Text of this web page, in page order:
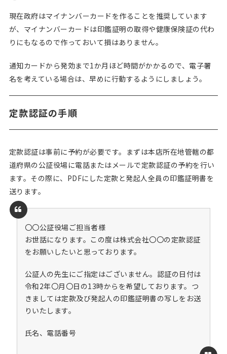
現在政府はマイナンバーカードを作ることを推奨しています
が、マイナンバーカードは印鑑証明の取得や健康保険証の代わ
りにもなるので作っておいて損はありません。
通知カードから発効まで1か月ほど時間がかかるので、電子署
名を考えている場合は、早めに行動するようにしましょう。
定款認証の手順
定款認証は事前に予約が必要です。まずは本店所在地管轄の都
道府県の公証役場に電話またはメールで定款認証の予約を行い
ます。その際に、PDFにした定款と発起人全員の印鑑証明書を
送ります。
〇〇公証役場ご担当者様
お世話になります。この度は株式会社〇〇の定款認証
をお願いしたいと思っております。
公証人の先生にご指定はございません。認証の日付は
令和2年〇月〇日の13時からを希望しております。つ
きましては定款及び発起人の印鑑証明書の写しをお送
りいたします。
氏名、電話番号